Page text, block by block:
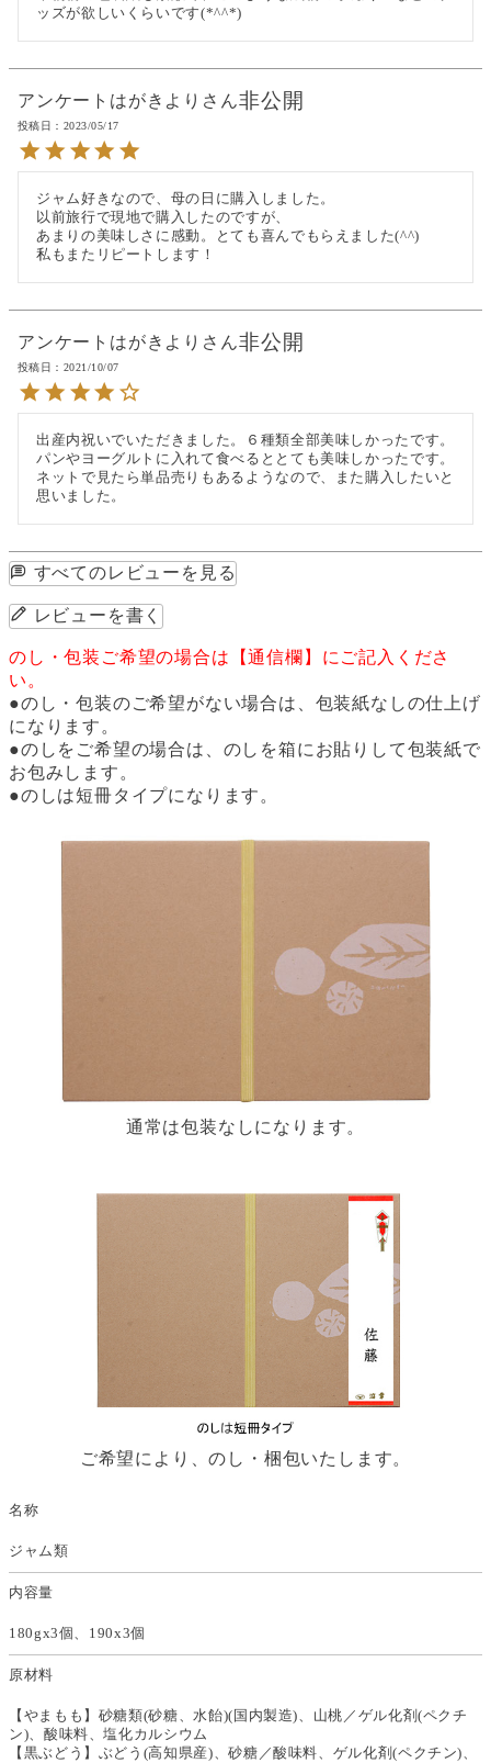
ッズが欲しいくらいです(*^^*)
アンケートはがきより 非公開
投稿日 2023/05/17
ジャム好きなので、母の日に購入しました。
以前旅行で現地で購入したのですが、
あまりの美味しさに感動。とても喜んでもらえました(^^)
私もまたリピートします！
アンケートはがきより 非公開
投稿日 2021/10/07
出産内祝いでいただきました。６種類全部美味しかったです。
パンやヨーグルトに入れて食べるととても美味しかったです。
ネットで見たら単品売りもあるようなので、また購入したいと
思いました。
すべてのレビューを見る
レビューを書く
のし・包装ご希望の場合は【通信欄】にご記入くださ
い。
●のし・包装のご希望がない場合は、包装紙なしの仕上げ
になります。
●のしをご希望の場合は、のしを箱にお貼りして包装紙で
お包みします。
●のしは短冊タイプになります。
通常は包装なしになります。
ご希望により、のし・梱包いたします。
名称
ジャム類
内容量
180gx3個、190x3個
原材料
【やまもも】砂糖類(砂糖、水飴)(国内製造)、山桃／ゲル化剤(ペクチ
ン)、酸味料、塩化カルシウム
【黒ぶどう】ぶどう(高知県産)、砂糖／酸味料、ゲル化剤(ペクチン)、